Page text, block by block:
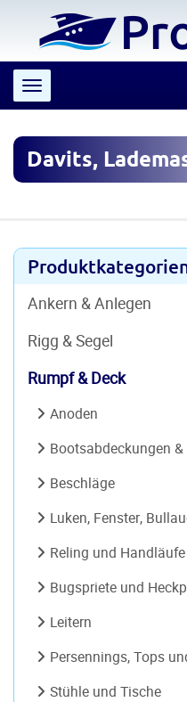
Toggle navigation
Davits,
Ankern & Anlegen
Rigg & Segel
Rumpf & Deck
Anoden
Bootsabdeckungen &
Beschläge
Luken, Fenster,
Reling und Handläufe
Bugspriete und
Leitern
Persennings, Tops
Stühle und Tische